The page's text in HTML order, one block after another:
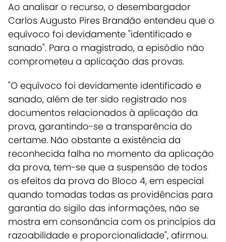
Ao analisar o recurso, o desembargador
Carlos Augusto Pires Brandão entendeu que o
equívoco foi devidamente "identificado e
sanado". Para o magistrado, a episódio não
comprometeu a aplicação das provas.
"O equívoco foi devidamente identificado e
sanado, além de ter sido registrado nos
documentos relacionados à aplicação da
prova, garantindo-se a transparência do
certame. Não obstante a existência da
reconhecida falha no momento da aplicação
da prova, tem-se que a suspensão de todos
os efeitos da prova do Bloco 4, em especial
quando tomadas todas as providências para
garantia do sigilo das informações, não se
mostra em consonância com os princípios da
razoabilidade e proporcionalidade", afirmou.